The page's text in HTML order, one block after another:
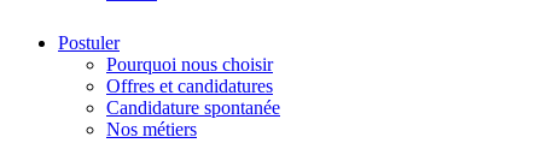
Postuler
Pourquoi nous choisir
Offres et candidatures
Candidature spontanée
Nos métiers